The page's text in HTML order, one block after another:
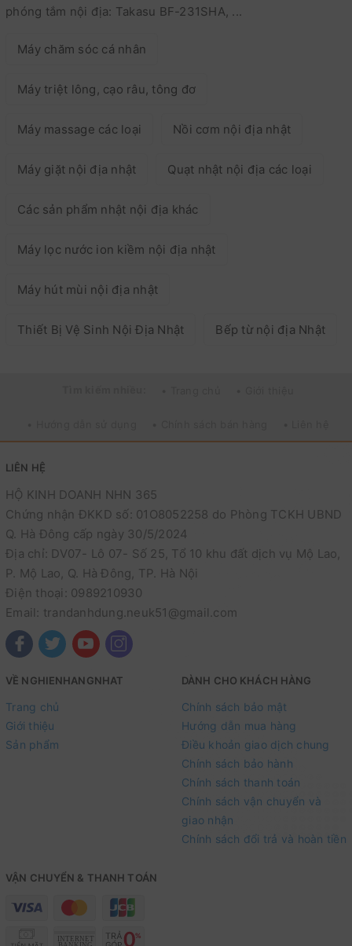
phóng tắm nội địa: Takasu BF-231SHA, ...
Máy chăm sóc cá nhân
Máy triệt lông, cạo râu, tông đơ
Máy massage các loại Nồi cơm nội địa nhật
Máy giặt nội địa nhật Quạt nhật nội địa các loại
Các sản phẩm nhật nội địa khác
Máy lọc nước ion kiềm nội địa nhật
Máy hút mùi nội địa nhật
Thiết Bị Vệ Sinh Nội Địa Nhật Bếp từ nội địa Nhật
LIÊN HỆ
HỘ KINH DOANH NHN 365
Chứng nhận ĐKKD số: 01O8052258 do Phòng TCKH UBND
Q. Hà Đông cấp ngày 30/5/2024
Địa chỉ: DV07- Lô 07- Số 25, Tổ 10 khu đất dịch vụ Mộ Lao,
P. Mộ Lao, Q. Hà Đông, TP. Hà Nội
Điện thoại: 0989210930
Email: trandanhdung.neuk51@gmail.com
VỀ NGHIENHANGNHAT
Trang chủ
Giới thiệu
Sản phẩm
DÀNH CHO KHÁCH HÀNG
Chính sách bảo mật
Hướng dẫn mua hàng
Điều khoản giao dịch chung
Chính sách bảo hành
Chính sách thanh toán
Chính sách vận chuyển và
giao nhận
Chính sách đổi trả và hoàn tiền
VẬN CHUYỂN & THANH TOÁN